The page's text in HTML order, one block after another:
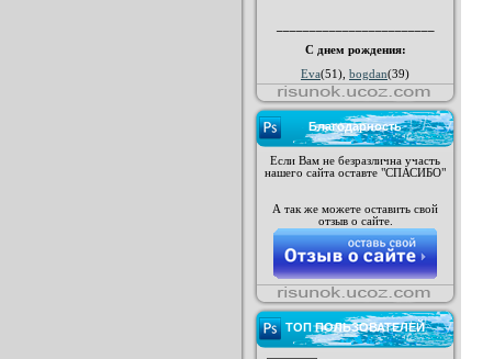
С днем рождения:
Eva(51) bogdan(39)
Благодарность
Если Вам не безразлична участь
нашего сайта оставте "СПАСИБО"
А так же можете оставить свой
отзыв о сайте.
ТОП ПОЛЬЗОВАТЕЛЕЙ